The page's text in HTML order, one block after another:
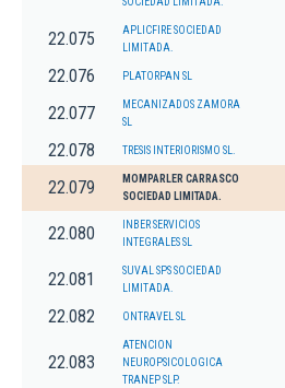
22.075
APLICFIRE SOCIEDAD
LIMITADA.
22.076 PLATORPAN SL
22.077
MECANIZADOS ZAMORA
SL
22.078 TRESIS INTERIORISMO SL.
22.079
MOMPARLER CARRASCO
SOCIEDAD LIMITADA.
22.080
INBER SERVICIOS
INTEGRALES SL
22.081
SUVAL SPS SOCIEDAD
LIMITADA.
22.082 ONTRAVEL SL
22.083
ATENCION
NEUROPSICOLOGICA
TRANEP SLP.